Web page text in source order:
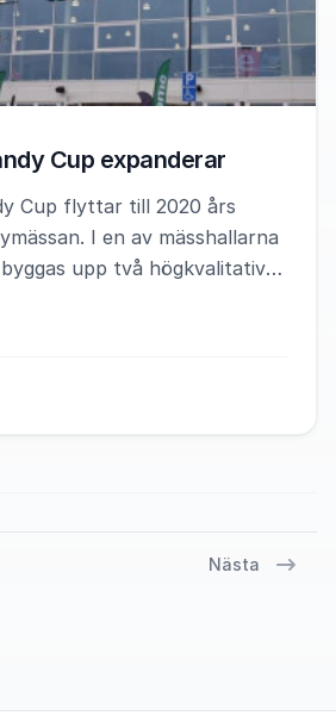
Cup expanderar
Cup flyttar till 2020 års
I en av mässhallarna
upp två högkvalitativa
Nästa